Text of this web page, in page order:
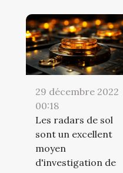
29 décembre 2022
00:18
Les radars de sol
sont un excellent
moyen
d'investigation de